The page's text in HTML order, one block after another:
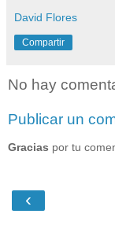
David Flores
Compartir
No hay
Publicar un
Gracias por tu
‹